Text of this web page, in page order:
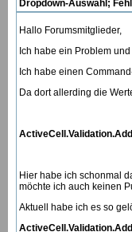
Dropdown-Auswahl;
Hallo Forumsmitglieder,
Ich habe ein Problem
Ich habe einen
Da dort allerding die
Hier habe ich schonmal
möchte ich auch keinen
Aktuell habe ich es so